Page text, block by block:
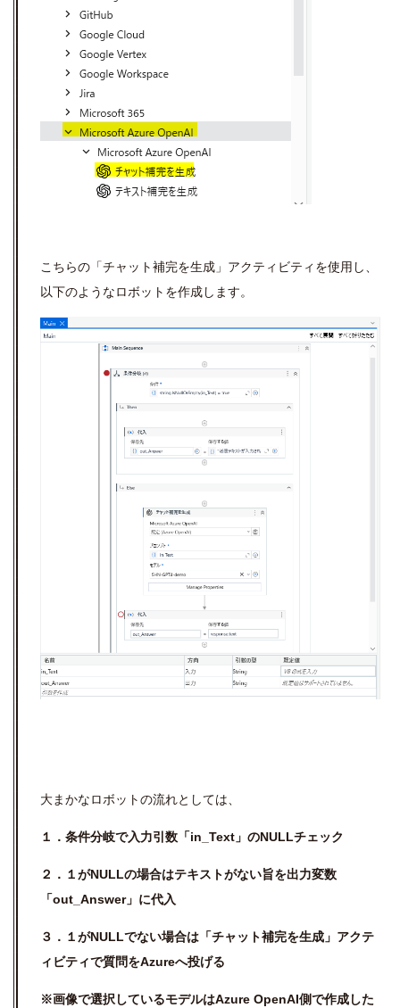
こちらの「チャット補完を生成」アクティビティを使用し、
以下のようなロボットを作成します。
大まかなロボットの流れとしては、
１．条件分岐で入力引数「in_Text」のNULLチェック
２．１がNULLの場合はテキストがない旨を出力変数
「out_Answer」に代入
３．１がNULLでない場合は「チャット補完を生成」アクテ
ィビティで質問をAzureへ投げる
※画像で選択しているモデルはAzure OpenAI側で作成した